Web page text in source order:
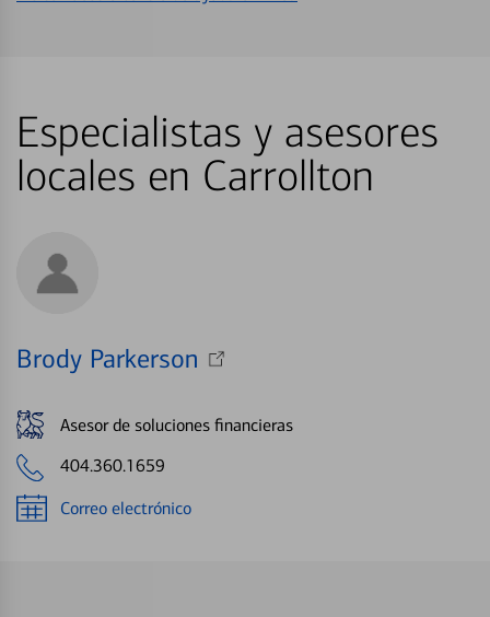
Especialistas y asesores
locales en Carrollton
Brody Parkerson
Asesor de soluciones financieras
404.360.1659
Correo electrónico